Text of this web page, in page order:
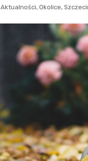
Aktualności, Okolice,